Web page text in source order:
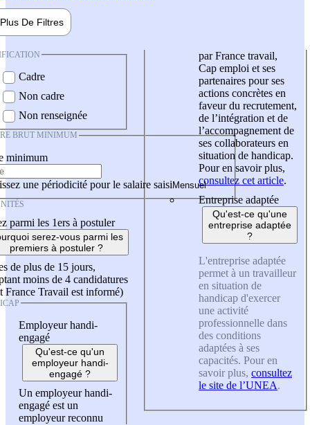
Plus De Filtres
Cadre
Non cadre
Non renseignée
BRUT MINIMUM
minimum
une périodicité pour le salaire saisi
parmi les 1ers à postuler
serez-vous parmi les
premiers à postuler ?
de plus de 15 jours,
moins de 4 candidatures
France Travail est informé)
Employeur handi-
engagé
Qu'est-ce qu'un
employeur handi-
engagé ?
Un employeur handi-
engagé est un
employeur reconnu
par France travail,
Cap emploi et ses
partenaires pour ses
actions concrètes en
faveur du recrutement,
de l’intégration et de
l’accompagnement de
ses collaborateurs en
situation de handicap.
Pour en savoir plus,
consultez cet article.
Entreprise adaptée
Qu'est-ce qu'une
entreprise adaptée
?
L'entreprise adaptée
permet à un travailleur
en situation de
handicap d'exercer
une activité
professionnelle dans
des conditions
adaptées à ses
capacités. Pour en
savoir plus, consultez
le site de l’UNEA.